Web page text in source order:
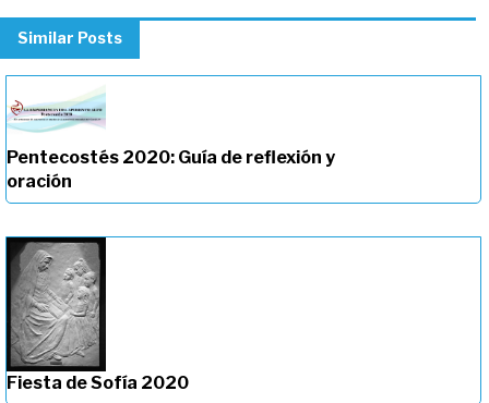
Similar Posts
Pentecostés 2020: Guía de reflexión y
oración
Fiesta de Sofía 2020